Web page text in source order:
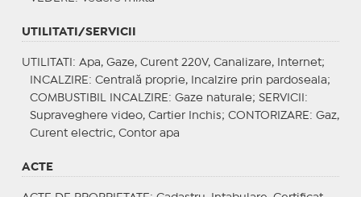
UTILITATI/SERVICII
UTILITATI : Apa, Gaze, Curent 220V, Canalizare, Internet;
INCALZIRE : Centrală proprie, Incalzire prin pardoseala;
COMBUSTIBIL INCALZIRE : Gaze naturale; SERVICII :
Supraveghere video, Cartier Inchis; CONTORIZARE : Gaz,
Curent electric, Contor apa
ACTE